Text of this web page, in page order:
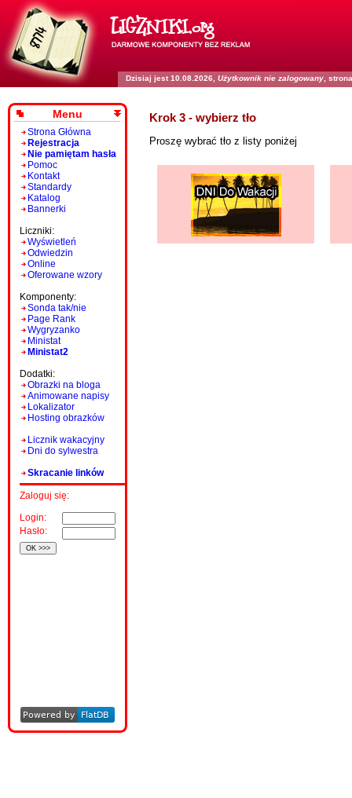
Dzisiaj jest 10.08.2026, Użytkownik nie zalogowany ,
Menu
Strona Główna
Rejestracja
Nie pamiętam hasła
Pomoc
Kontakt
Standardy
Katalog
Bannerki
Liczniki:
Wyświetleń
Odwiedzin
Online
Oferowane wzory
Komponenty:
Sonda tak/nie
Page Rank
Wygryzanko
Ministat
Ministat2
Dodatki:
Obrazki na bloga
Animowane napisy
Lokalizator
Hosting obrazków
Licznik wakacyjny
Dni do sylwestra
Skracanie linków
Zaloguj się:
Login:
Hasło:
Krok 3 - wybierz tło
Proszę wybrać tło z listy poniżej